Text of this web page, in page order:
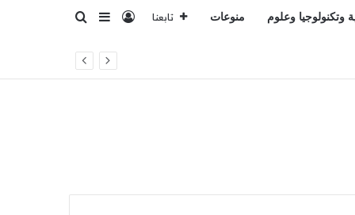
وتكنولوجيا وعلوم منوعات تابعنا تسجيل الدخول
إضافة عمود
بحث عن